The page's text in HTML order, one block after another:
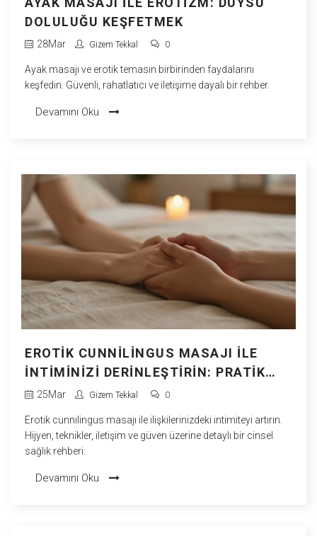
DOLULUĞU KEŞFETMEK
28Mar Gizem Tekkal 0
Ayak masajı ve erotik temasın birbirinden faydalarını
keşfedin. Güvenli, rahatlatıcı ve iletişime dayalı bir rehber.
Devamını Oku
EROTIK CUNNILINGUS MASAJI ILE
İNTIMINIZI DERINLEŞTIRIN: PRATIK
REHBER
25Mar Gizem Tekkal 0
Erotik cunnilingus masajı ile ilişkilerinizdeki intimiteyi artırın.
Hijyen, teknikler, iletişim ve güven üzerine detaylı bir cinsel
sağlık rehberi.
Devamını Oku